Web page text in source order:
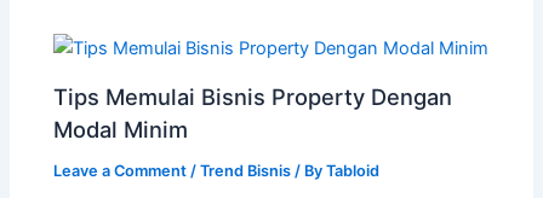
Tips Memulai Bisnis Property Dengan
Modal Minim
Leave a Comment /Trend Bisnis / ByTabloid